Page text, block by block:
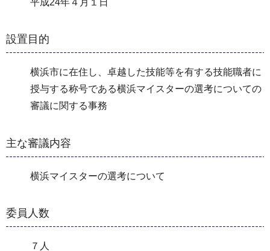
平成24年４月１日
設置目的
横浜市に在住し、卓越した技能等を有する技能職者に
授与する称号である横浜マイスターの選考についての
審議に関する事務
主な審議内容
横浜マイスターの選考について
委員人数
７人